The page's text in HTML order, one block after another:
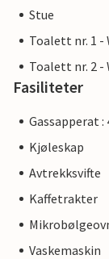
Stue
Toalett nr. 1 -
Toalett nr. 2 -
Fasiliteter
Gassapperat
Kjøleskap
Avtrekksvifte
Kaffetrakter
Vaskemaskin